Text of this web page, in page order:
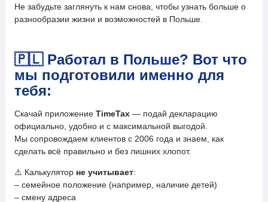
Не забудьте заглянуть к нам снова, чтобы узнать больше о
разнообразии жизни и возможностей в Польше.
🇵🇱 Работал в Польше? Вот что
мы подготовили именно для
тебя:
Скачай приложение TimeTax— подай декларацию
официально, удобно и с максимальной выгодой.
Мы сопровождаем клиентов с 2006 года и знаем, как
сделать всё правильно и без лишних хлопот.
⚠️ Калькулятор не учитывает:
– семейное положение (например, наличие детей)
– смену адреса